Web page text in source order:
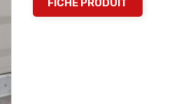
FICHE PRODUIT